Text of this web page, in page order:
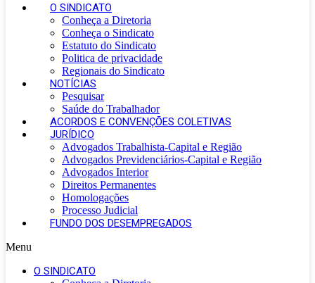
O SINDICATO
Conheça a Diretoria
Conheça o Sindicato
Estatuto do Sindicato
Politica de privacidade
Regionais do Sindicato
NOTÍCIAS
Pesquisar
Saúde do Trabalhador
ACORDOS E CONVENÇÕES COLETIVAS
JURÍDICO
Advogados Trabalhista-Capital e Região
Advogados Previdenciários-Capital e Região
Advogados Interior
Direitos Permanentes
Homologações
Processo Judicial
FUNDO DOS DESEMPREGADOS
Menu
O SINDICATO